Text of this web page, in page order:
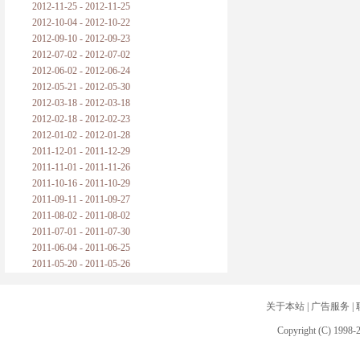
2012-11-25 - 2012-11-25
2012-10-04 - 2012-10-22
2012-09-10 - 2012-09-23
2012-07-02 - 2012-07-02
2012-06-02 - 2012-06-24
2012-05-21 - 2012-05-30
2012-03-18 - 2012-03-18
2012-02-18 - 2012-02-23
2012-01-02 - 2012-01-28
2011-12-01 - 2011-12-29
2011-11-01 - 2011-11-26
2011-10-16 - 2011-10-29
2011-09-11 - 2011-09-27
2011-08-02 - 2011-08-02
2011-07-01 - 2011-07-30
2011-06-04 - 2011-06-25
2011-05-20 - 2011-05-26
关于本站| 广告服务
Copyright (C) 1998-